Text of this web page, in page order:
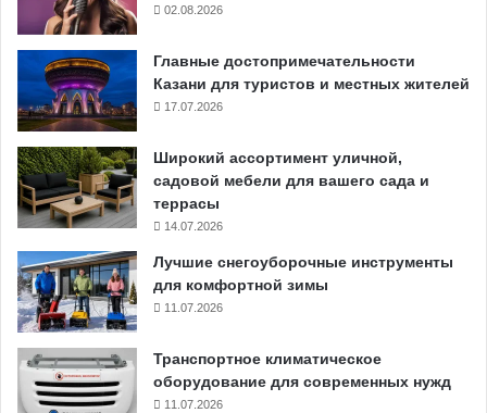
02.08.2026
Главные достопримечательности
Казани для туристов и местных жителей
17.07.2026
Широкий ассортимент уличной,
садовой мебели для вашего сада и
террасы
14.07.2026
Лучшие снегоуборочные инструменты
для комфортной зимы
11.07.2026
Транспортное климатическое
оборудование для современных нужд
11.07.2026